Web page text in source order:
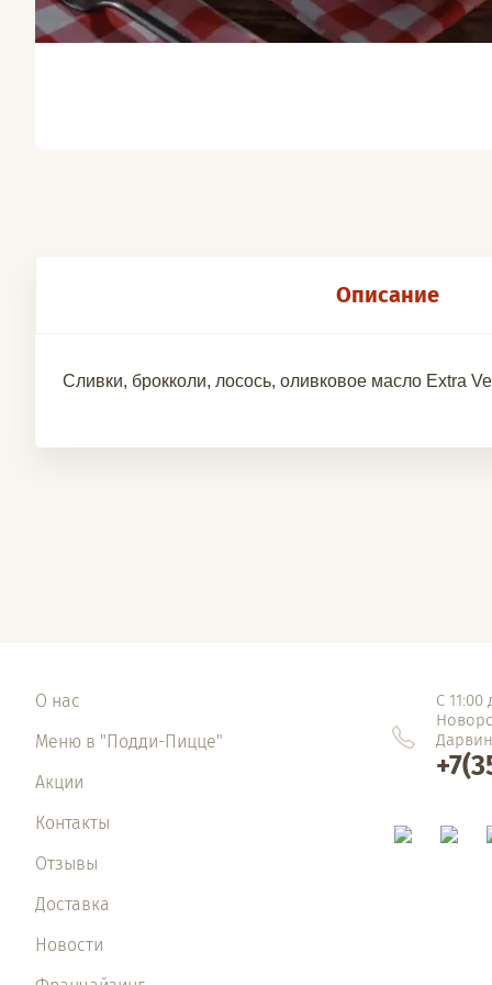
Описание
Сливки, брокколи, лосось, оливковое масло Extra
О нас
Меню в "Подди-Пицце"
Акции
Контакты
Отзывы
Доставка
Новости
С 11:00